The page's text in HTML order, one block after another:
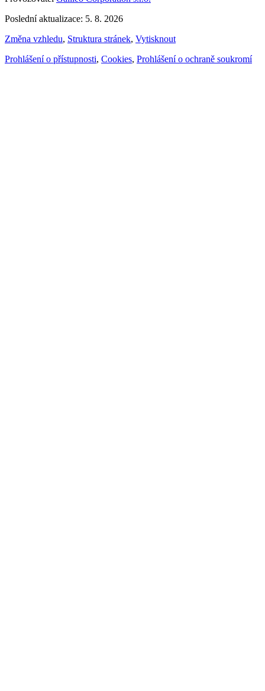
Poslední aktualizace: 5. 8. 2026
Změna vzhledu, Struktura stránek, Vytisknout
Prohlášení o přístupnosti, Cookies, Prohlášení o ochraně soukromí